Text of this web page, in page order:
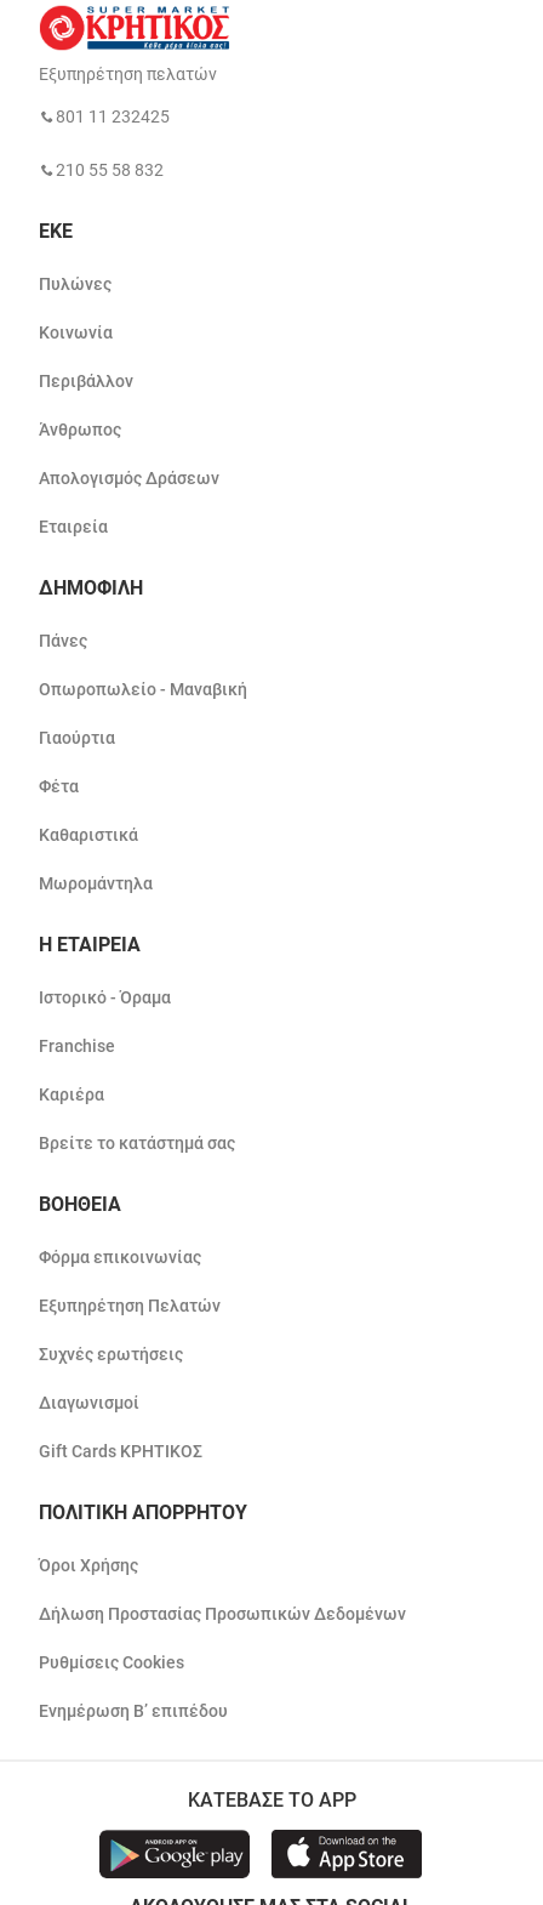
Εξυπηρέτηση πελατών
801 11 232425
210 55 58 832
ΕΚΕ
Πυλώνες
Κοινωνία
Περιβάλλον
Άνθρωπος
Απολογισμός Δράσεων
Εταιρεία
ΔΗΜΟΦΙΛΗ
Πάνες
Οπωροπωλείο - Μαναβική
Γιαούρτια
Φέτα
Καθαριστικά
Μωρομάντηλα
Η ΕΤΑΙΡΕΙΑ
Ιστορικό - Όραμα
Franchise
Καριέρα
Βρείτε το κατάστημά σας
ΒΟΗΘΕΙΑ
Φόρμα επικοινωνίας
Εξυπηρέτηση Πελατών
Συχνές ερωτήσεις
Διαγωνισμοί
Gift Cards ΚΡΗΤΙΚΟΣ
ΠΟΛΙΤΙΚΗ ΑΠΟΡΡΗΤΟΥ
Όροι Χρήσης
Δήλωση Προστασίας Προσωπικών Δεδομένων
Ρυθμίσεις Cookies
Ενημέρωση Β’ επιπέδου
ΚΑΤΕΒΑΣΕ ΤΟ APP